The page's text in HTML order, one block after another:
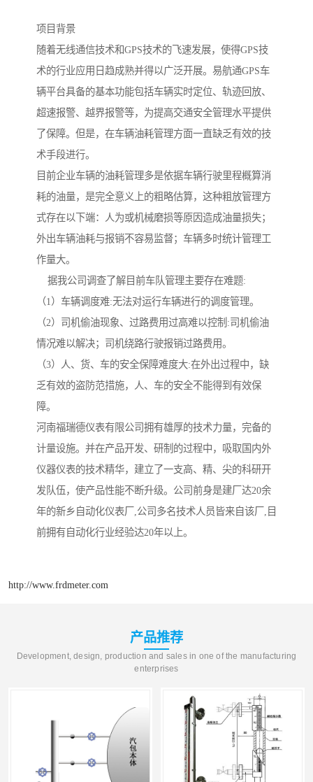
项目背景
随着无线通信技术和GPS技术的飞速发展，使得GPS技
术的行业应用日趋成熟并得以广泛开展。易航通GPS车
辆平台具备的基本功能包括车辆实时定位、轨迹回放、
超速报警、越界报警等，为提高交通安全管理水平提供
了保障。但是，在车辆油耗管理方面一直缺乏有效的技
术手段进行。
目前企业车辆的油耗管理多是依据车辆行驶里程概算消
耗的油量，是完全意义上的粗略估算，这种粗放管理方
式存在以下端：人为或机械磨损等原因造成油量损失；
外出车辆油耗与报销不容易监督；车辆多时统计管理工
作量大。
据我公司调查了解目前车队管理主要存在难题:
（1）车辆调度难:无法对运行车辆进行的调度管理。
（2）司机偷油现象、过路费用过高难以控制:司机偷油
情况难以解决；司机绕路行驶报销过路费用。
（3）人、货、车的安全保障难度大:在外出过程中，缺
乏有效的盗防范措施，人、车的安全不能得到有效保
障。
河南福瑞德仪表有限公司拥有雄厚的技术力量，完备的
计量设施。并在产品开发、研制的过程中，吸取国内外
仪器仪表的技术精华，建立了一支高、精、尖的科研开
发队伍，使产品性能不断升级。公司前身是建厂达20余
年的新乡自动化仪表厂,公司多名技术人员皆来自该厂,目
前拥有自动化行业经验达20年以上。
http://www.frdmeter.com
产品推荐
Development, design, production and sales in one of the manufacturing
enterprises